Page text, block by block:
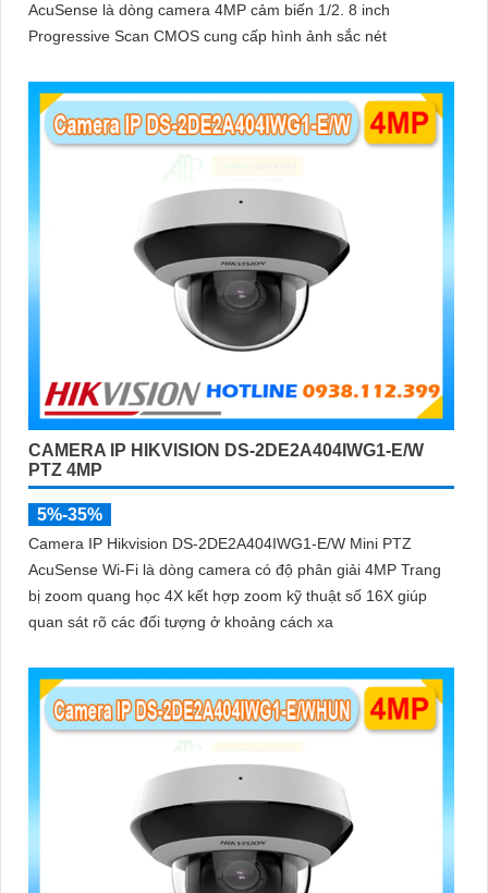
AcuSense là dòng camera 4MP cảm biến 1/2. 8 inch
Progressive Scan CMOS cung cấp hình ảnh sắc nét
CAMERA IP HIKVISION DS-2DE2A404IWG1-E/W
PTZ 4MP
5%-35%
Camera IP Hikvision DS-2DE2A404IWG1-E/W Mini PTZ
AcuSense Wi-Fi là dòng camera có độ phân giải 4MP Trang
bị zoom quang học 4X kết hợp zoom kỹ thuật số 16X giúp
quan sát rõ các đối tượng ở khoảng cách xa